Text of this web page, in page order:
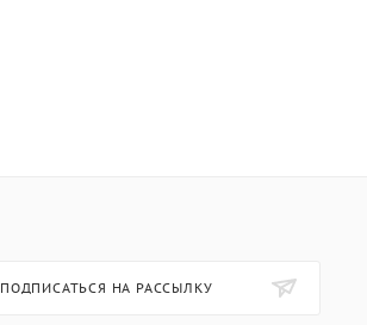
ПОДПИСАТЬСЯ НА РАССЫЛКУ